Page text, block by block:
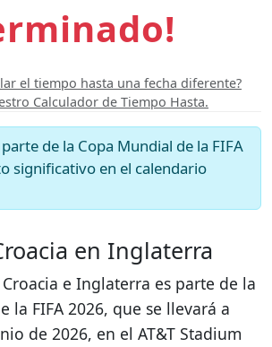
el tiempo hasta una fecha diferente?
Calculador de Tiempo Hasta.
de la Copa Mundial de la FIFA
significativo en el calendario
en Inglaterra
e Inglaterra es parte de la
la FIFA 2026, que se llevará a
de 2026, en el AT&T Stadium